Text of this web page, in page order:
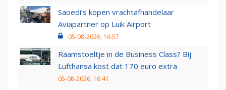
Saoedi’s kopen vrachtafhandelaar
Aviapartner op Luik Airport
05-08-2026, 16:57
Raamstoeltje in de Business Class? Bij
Lufthansa kost dat 170 euro extra
05-08-2026, 16:41